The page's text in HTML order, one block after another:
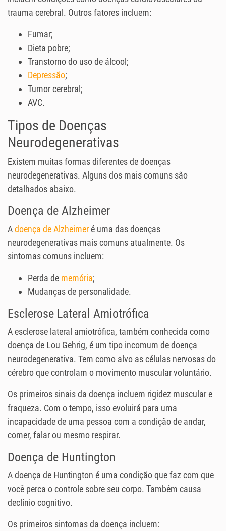
trauma cerebral. Outros fatores incluem:
Fumar;
Dieta pobre;
Transtorno do uso de álcool;
Depressão;
Tumor cerebral;
AVC.
Tipos de Doenças
Neurodegenerativas
Existem muitas formas diferentes de doenças
neurodegenerativas. Alguns dos mais comuns são
detalhados abaixo.
Doença de Alzheimer
Adoença de Alzheimer é uma das doenças
neurodegenerativas mais comuns atualmente. Os
sintomas comuns incluem:
Perda de memória;
Mudanças de personalidade.
Esclerose Lateral Amiotrófica
A esclerose lateral amiotrófica, também conhecida como
doença de Lou Gehrig, é um tipo incomum de doença
neurodegenerativa. Tem como alvo as células nervosas do
cérebro que controlam o movimento muscular voluntário.
Os primeiros sinais da doença incluem rigidez muscular e
fraqueza. Com o tempo, isso evoluirá para uma
incapacidade de uma pessoa com a condição de andar,
comer, falar ou mesmo respirar.
Doença de Huntington
A doença de Huntington é uma condição que faz com que
você perca o controle sobre seu corpo. Também causa
declínio cognitivo.
Os primeiros sintomas da doença incluem: